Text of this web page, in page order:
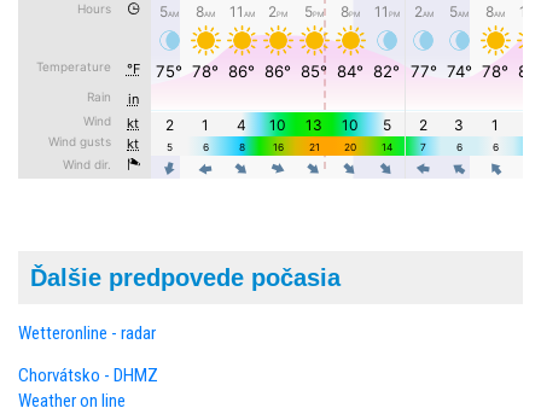
Ďalšie predpovede počasia
Wetteronline - radar
Chorvátsko - DHMZ
Weather on line